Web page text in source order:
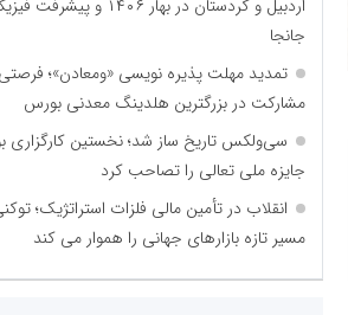
جانجا
تمدید مهلت پذیره نویسی «ومعادن»؛ فرصتی
مشارکت در بزرگترین هلدینگ معدنی بورس
سی‌ولکس تاریخ ساز شد؛ نخستین کارگزاری
جایزه ملی تعالی را تصاحب کرد
انقلاب در تأمین مالی فلزات استراتژیک؛
مسیر تازه بازارهای جهانی را هموار می کند